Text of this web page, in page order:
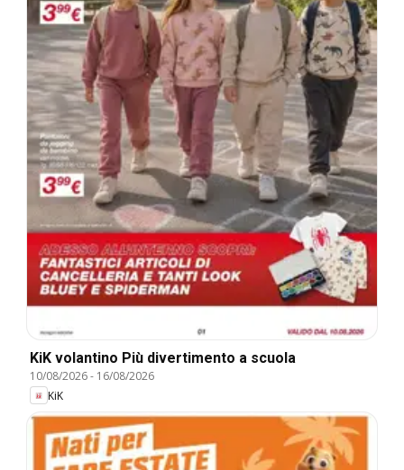
KiK volantino Più divertimento a scuola
10/08/2026- 16/08/2026
KiK